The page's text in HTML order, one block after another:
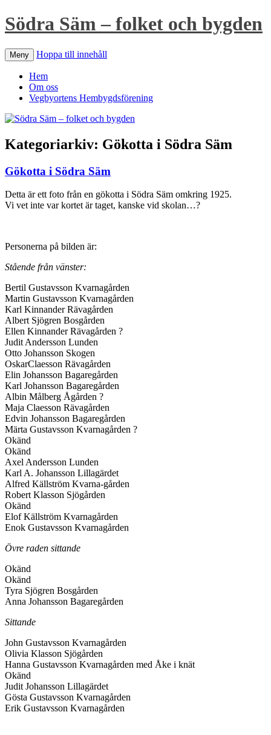
Södra Säm – folket och bygden
Meny Hoppa till innehåll
Hem
Om oss
Vegbyortens Hembygdsförening
Kategoriarkiv: Gökotta i Södra Säm
Gökotta i Södra Säm
Detta är ett foto från en gökotta i Södra Säm omkring 1925.
Vi vet inte var kortet är taget, kanske vid skolan…?
Personerna på bilden är:
Stående från vänster:
Bertil Gustavsson Kvarnagården
Martin Gustavsson Kvarnagården
Karl Kinnander Rävagården
Albert Sjögren Bosgården
Ellen Kinnander Rävagården ?
Judit Andersson Lunden
Otto Johansson Skogen
OskarClaesson Rävagården
Elin Johansson Bagaregården
Karl Johansson Bagaregården
Albin Målberg Ågården ?
Maja Claesson Rävagården
Edvin Johansson Bagaregården
Märta Gustavsson Kvarnagården ?
Okänd
Okänd
Axel Andersson Lunden
Karl A. Johansson Lillagärdet
Alfred Källström Kvarna-gården
Robert Klasson Sjögården
Okänd
Elof Källström Kvarnagården
Enok Gustavsson Kvarnagården
Övre raden sittande
Okänd
Okänd
Tyra Sjögren Bosgården
Anna Johansson Bagaregården
Sittande
John Gustavsson Kvarnagården
Olivia Klasson Sjögården
Hanna Gustavsson Kvarnagården med Åke i knät
Okänd
Judit Johansson Lillagärdet
Gösta Gustavsson Kvarnagården
Erik Gustavsson Kvarnagården